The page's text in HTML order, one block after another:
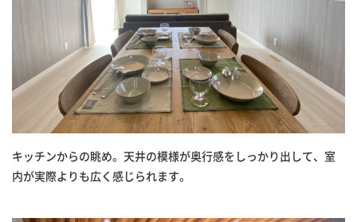
キッチンからの眺め。天井の模様が奥行感をしっかり出して、室
内が実際よりも広く感じられます。